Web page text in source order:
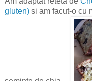
gluten) si am facut-o cu